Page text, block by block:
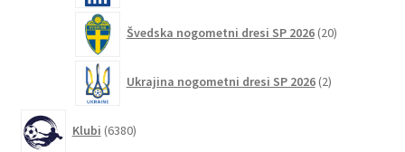
Švedska nogometni dresi SP 2026 20izdelkov
Ukrajina nogometni dresi SP 2026 2izdelka
Klubi 6380izdelkov